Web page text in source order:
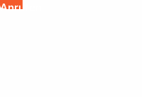
Anrufen